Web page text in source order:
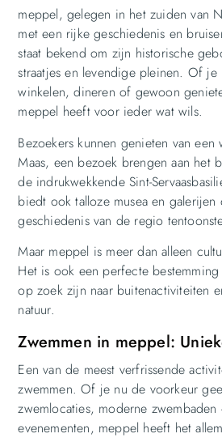
meppel, gelegen in het zuiden van
met een rijke geschiedenis en
staat bekend om zijn historische
straatjes en levendige pleinen. Of je
winkelen, dineren of gewoon
meppel heeft voor ieder wat wils.
Bezoekers kunnen genieten van
Maas, een bezoek brengen aan het
de indrukwekkende Sint-
biedt ook talloze musea en galerijen
geschiedenis van de regio
Maar meppel is meer dan alleen
Het is ook een perfecte
op zoek zijn naar buitenactiviteiten
natuur.
Zwemmen in meppel:
Een van de meest verfrissende
zwemmen. Of je nu de voorkeur
zwemlocaties, moderne
evenementen, meppel heeft het